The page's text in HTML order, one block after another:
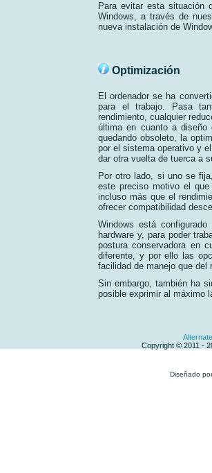
Para evitar esta situación
Windows, a través de
nueva instalación de
Optimización
El ordenador se ha
para el trabajo. Pasa
rendimiento, cualquier
última en cuanto a diseño
quedando obsoleto, la
por el sistema operativo y
dar otra vuelta de tuerca a
Por otro lado, si uno se
este preciso motivo el
incluso más que el
ofrecer compatibilidad
Windows está
hardware y, para poder
postura conservadora en
diferente, y por ello las
facilidad de manejo que del
Sin embargo, también ha
posible exprimir al máximo
Alternate
Copyright © 2011 -
Diseñado